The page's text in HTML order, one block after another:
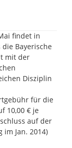
findet in
Bayerische
mit der
Disziplin
für die
10,00 € je
auf der
Jan. 2014)